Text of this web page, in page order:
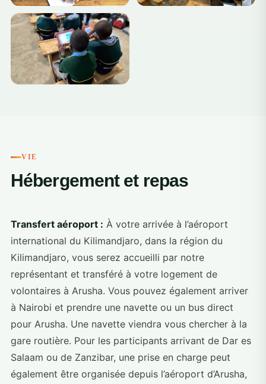
VIE
Hébergement et repas
Transfert aéroport : À votre arrivée à l’aéroport
international du Kilimandjaro, dans la région du
Kilimandjaro, vous serez accueilli par notre
représentant et transféré à votre logement de
volontaires à Arusha. Vous pouvez également arriver
à Nairobi et prendre une navette ou un bus direct
pour Arusha. Une navette viendra vous chercher à la
gare routière. Pour les participants arrivant de Dar es
Salaam ou de Zanzibar, une prise en charge peut
également être organisée depuis l’aéroport d’Arusha,